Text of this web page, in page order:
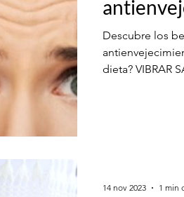
Descubre los
dieta?
14 nov 2023 1 min